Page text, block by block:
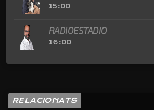
15:00
RADIOESTADIO
16:00
RELACIONATS